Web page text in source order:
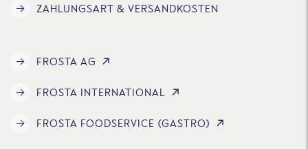
ZAHLUNGSART & VERSANDKOSTEN
FROSTA AG
FROSTA INTERNATIONAL
FROSTA FOODSERVICE (GASTRO)